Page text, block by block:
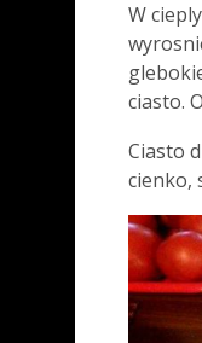
W
ciasto.
Ciasto
cienko,